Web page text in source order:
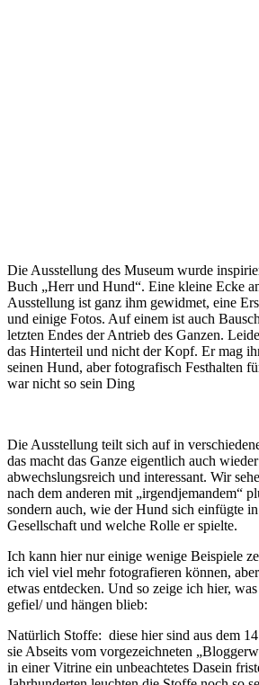
Die Ausstellung des Museum wurde
Buch „Herr und Hund“. Eine kleine Ecke
Ausstellung ist ganz ihm gewidmet, eine
und einige Fotos. Auf einem ist auch
letzten Endes der Antrieb des Ganzen.
das Hinterteil und nicht der Kopf. Er mag
seinen Hund, aber fotografisch Festhalten
war nicht so sein Ding
Die Ausstellung teilt sich auf in
das macht das Ganze eigentlich auch
abwechslungsreich und interessant. Wir
nach dem anderen mit „irgendjemandem“
sondern auch, wie der Hund sich einfügte
Gesellschaft und welche Rolle er spielte.
Ich kann hier nur einige wenige Beispiele
ich viel viel mehr fotografieren können,
etwas entdecken. Und so zeige ich hier,
gefiel/ und hängen blieb:
Natürlich Stoffe: diese hier sind aus dem
sie Abseits vom vorgezeichneten
in einer Vitrine ein unbeachtetes Dasein